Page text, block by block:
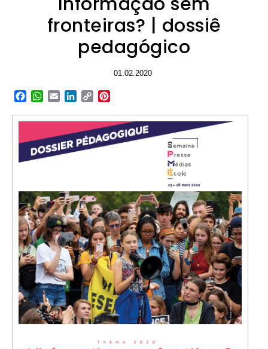
fronteiras? | dossiê
pedagógico
01.02.2020
Facebook
WhatsApp
EmailLinkedIn
Copy